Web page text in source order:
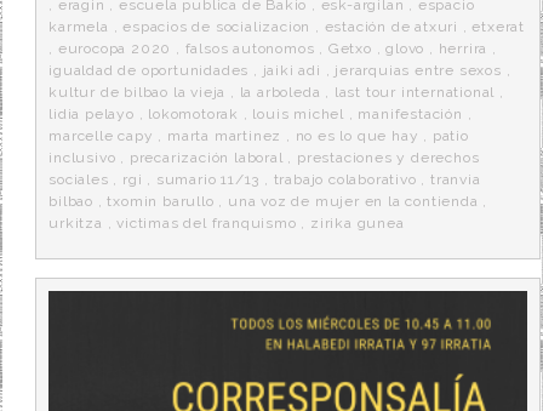
, eragin ,escuela publica de Bakio , esk-argilan , espacio
karmela ,espacios de socializacion , estación de atxuri ,etxerat
, eurocopa 2020 , falsos autonomos , Getxo ,glovo , herrira ,
igualdad de oportunidades , jaiki adi , jerarquias entre sexos ,
kultur de bilbao la vieja , la arboleda , last tour international ,
lidia pelayo , lokomotorak , louis michel , manifestación ,
marcelle capy , marta martinez , no es lo que hay , patio
inclusivo , precarización laboral , prestaciones y derechos
sociales , rgi , sumario 11/13 , trabajo colaborativo ,tranvia
bilbao ,txomin barullo , una voz de mujer en la contienda ,
urkitza ,victimas del franquismo , zirika gunea